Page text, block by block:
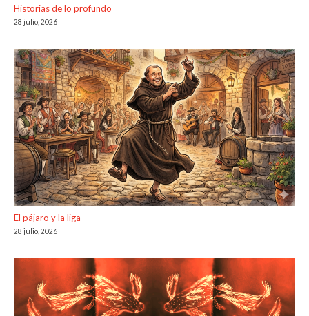
Historias de lo profundo
28 julio, 2026
El pájaro y la liga
28 julio, 2026